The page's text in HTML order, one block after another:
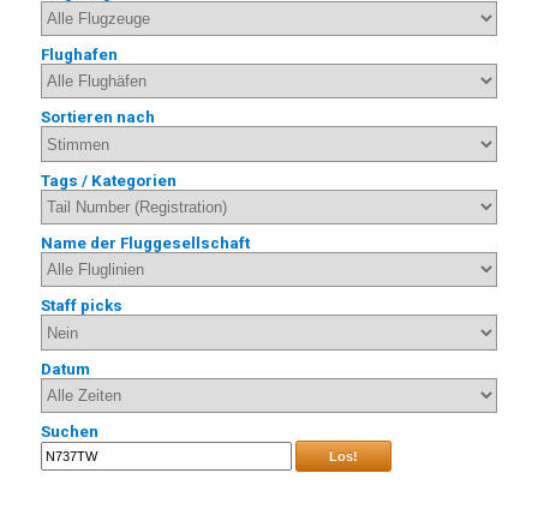
Flughafen
Sortieren nach
Tags / Kategorien
Name der Fluggesellschaft
Staff picks
Datum
Suchen
Los!